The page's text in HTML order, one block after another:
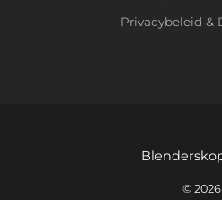
Privacybeleid &
© 2026